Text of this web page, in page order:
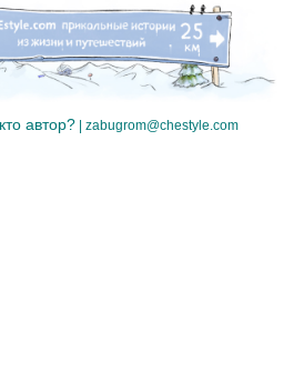
кто автор? | zabugrom@chestyle.com